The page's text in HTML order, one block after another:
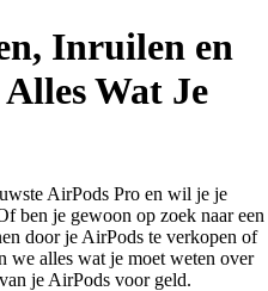
Inruilen en
Wat Je
AirPods Pro en wil je je
ben je gewoon op zoek naar een
door je AirPods te verkopen of
we alles wat je moet weten over
je AirPods voor geld.